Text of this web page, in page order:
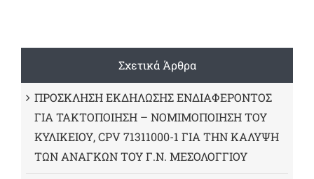
Σχετικά Άρθρα
ΠΡΟΣΚΛΗΣΗ ΕΚΔΗΛΩΣΗΣ ΕΝΔΙΑΦΕΡΟΝΤΟΣ
ΓΙΑ ΤΑΚΤΟΠΟΙΗΣΗ – ΝΟΜΙΜΟΠΟΙΗΣΗ ΤΟΥ
ΚΥΛΙΚΕΙΟΥ, CPV 71311000-1 ΓΙΑ ΤΗΝ ΚΑΛΥΨΗ
ΤΩΝ ΑΝΑΓΚΩΝ ΤΟΥ Γ.Ν. ΜΕΣΟΛΟΓΓΙΟΥ